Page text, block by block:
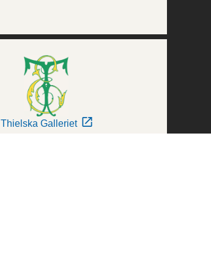
Thielska Galleriet